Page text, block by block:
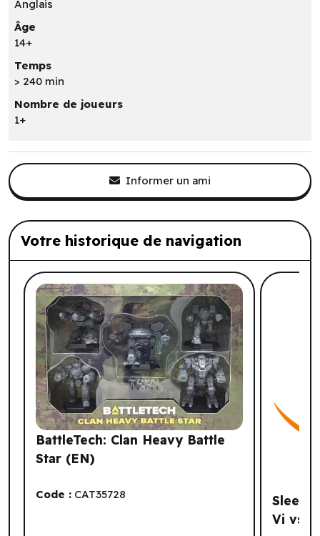
Anglais
Âge
14+
Temps
> 240 min
Nombre de joueurs
1+
Informer un ami
Votre historique de navigation
Liste de produits suggérés: Votre
BattleTech: Clan Heavy Battle
Star (EN)
Code : CAT35728
Vi vs